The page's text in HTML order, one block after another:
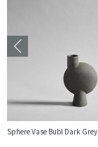
Sphere Vase Bubl Dark Grey